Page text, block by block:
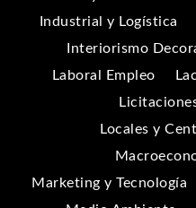
Industrial y Logística
Interiorismo
Laboral Empleo
Locales y
Marketing y Tecnología